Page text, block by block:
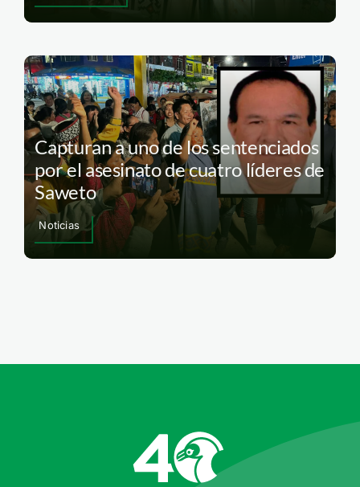
Capturan a uno de los sentenciados
por el asesinato de cuatro líderes de
Saweto
Noticias